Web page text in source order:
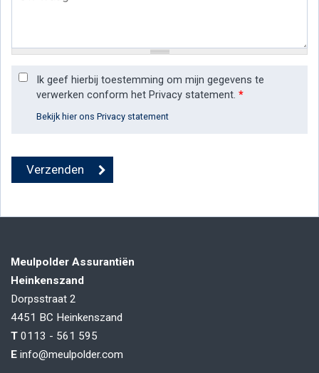
Ik geef hierbij toestemming om mijn gegevens te
verwerken conform het Privacy statement. *
Bekijk hier ons Privacy statement
Meulpolder Assurantiën
Heinkenszand
Dorpsstraat 2
4451 BC Heinkenszand
T 0113 - 561 595
E info@meulpolder.com